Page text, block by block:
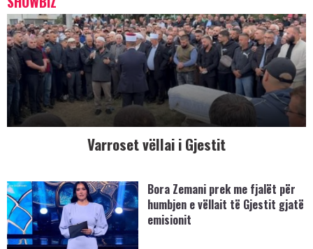
Varroset vëllai i Gjestit
Bora Zemani prek me fjalët për
humbjen e vëllait të Gjestit gjatë
emisionit